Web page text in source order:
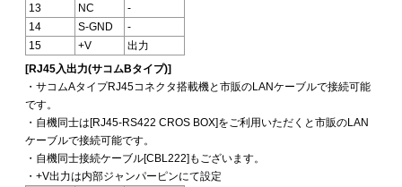
13
NC
-
14
S-GND
-
15
+V
出力
[RJ45入出力(サコムBタイプ)]
・サコムAタイプRJ45コネクタ搭載機と市販のLANケーブルで接続可能
です。
・自機同士は[RJ45-RS422 CROS BOX]をご利用いただくと市販のLAN
ケーブルで接続可能です。
・自機同士接続ケーブル[CBL222]もございます。
・+V出力は内部ジャンパーピンにて設定